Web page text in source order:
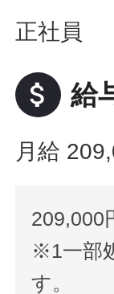
正社員
attach_money 給
月給
209,000
※1一部
す。